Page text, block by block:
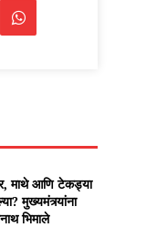
माथे आणि टेकड्या
मुख्यमंत्र्यांना
भिमाले